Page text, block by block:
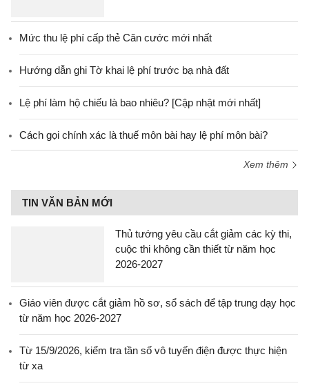
Mức thu lệ phí cấp thẻ Căn cước mới nhất
Hướng dẫn ghi Tờ khai lệ phí trước bạ nhà đất
Lệ phí làm hộ chiếu là bao nhiêu? [Cập nhật mới nhất]
Cách gọi chính xác là thuế môn bài hay lệ phí môn bài?
Xem thêm
TIN VĂN BẢN MỚI
Thủ tướng yêu cầu cắt giảm các kỳ thi,
cuộc thi không cần thiết từ năm học
2026-2027
Giáo viên được cắt giảm hồ sơ, sổ sách để tập trung dạy học
từ năm học 2026-2027
Từ 15/9/2026, kiểm tra tần số vô tuyến điện được thực hiện
từ xa